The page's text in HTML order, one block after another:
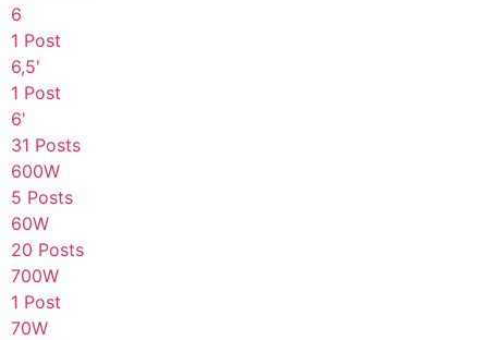
6
1 Post
6,5'
1 Post
6'
31 Posts
600W
5 Posts
60W
20 Posts
700W
1 Post
70W